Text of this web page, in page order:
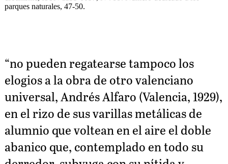
parques naturales, 47-50.
“no pueden regatearse tampoco los
elogios a la obra de otro valenciano
universal, Andrés Alfaro (Valencia, 1929),
en el rizo de sus varillas metálicas de
alumnio que voltean en el aire el doble
abanico que, contemplado en todo su